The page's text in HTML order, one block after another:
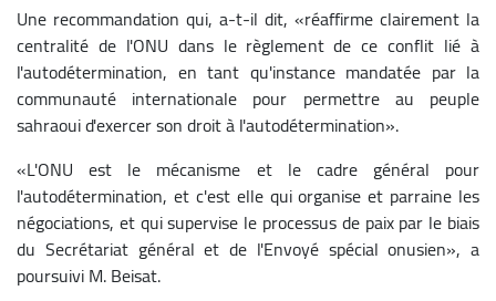
Une recommandation qui, a-t-il dit, «réaffirme clairement la
centralité de l'ONU dans le règlement de ce conflit lié à
l'autodétermination, en tant qu'instance mandatée par la
communauté internationale pour permettre au peuple
sahraoui d'exercer son droit à l'autodétermination».
«L'ONU est le mécanisme et le cadre général pour
l'autodétermination, et c'est elle qui organise et parraine les
négociations, et qui supervise le processus de paix par le biais
du Secrétariat général et de l'Envoyé spécial onusien», a
poursuivi M. Beisat.